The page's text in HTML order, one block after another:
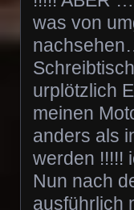
was von
urplötzlich
meinen
anders als
werden !!!!!
Nun nach
ausführlich